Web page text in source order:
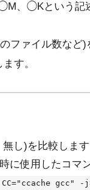
、◯Kという記
ファイル数など)
す。
し)を比較しま
に使用したコマ
CC="ccache gcc" -